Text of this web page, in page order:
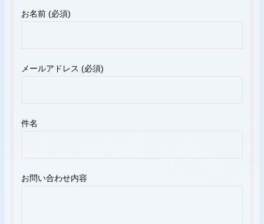
キ
お名前 (必須)
メールアドレス (必須)
件名
お問い合わせ内容